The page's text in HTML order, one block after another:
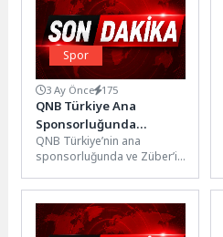
Spor
3 Ay Önce 175
QNB Türkiye Ana
Sponsorluğunda
Düzenlenen Tennis
Istanbul Open 2026 İş
Dünyasını Kortlarda
QNB Türkiye’nin ana
sponsorluğunda ve Züber’in
düzenlenen Tennis Istanbul
Open 2026, iş dünyasının
önde...